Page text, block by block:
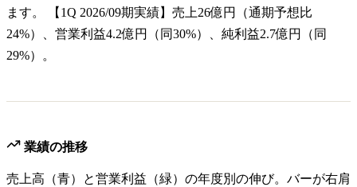
ます。 【1Q 2026/09期実績】売上26億円（通期予想比
24%）、営業利益4.2億円（同30%）、純利益2.7億円（同
29%）。
業績の推移
売上高（青）と営業利益（緑）の年度別の伸び。バーが右肩